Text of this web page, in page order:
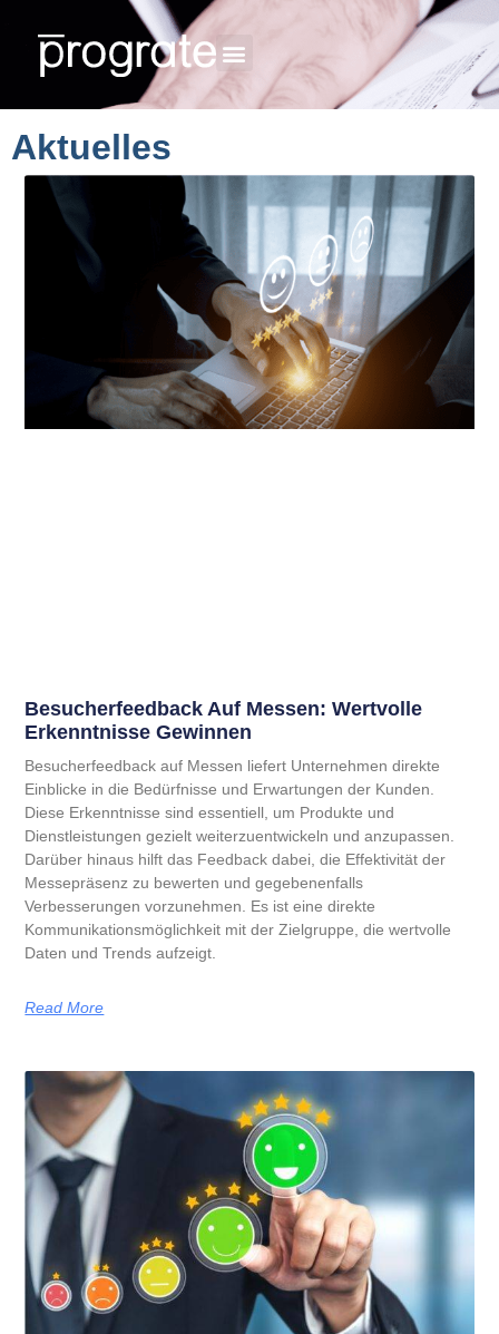
Aktuelles
Besucherfeedback Auf Messen: Wertvolle
Erkenntnisse Gewinnen
Besucherfeedback auf Messen liefert Unternehmen direkte
Einblicke in die Bedürfnisse und Erwartungen der Kunden.
Diese Erkenntnisse sind essentiell, um Produkte und
Dienstleistungen gezielt weiterzuentwickeln und anzupassen.
Darüber hinaus hilft das Feedback dabei, die Effektivität der
Messepräsenz zu bewerten und gegebenenfalls
Verbesserungen vorzunehmen. Es ist eine direkte
Kommunikationsmöglichkeit mit der Zielgruppe, die wertvolle
Daten und Trends aufzeigt.
Read More